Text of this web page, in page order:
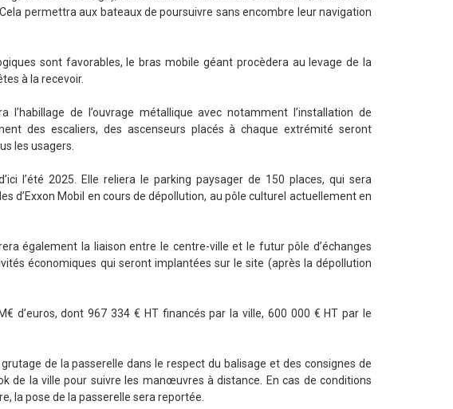
permettra aux bateaux de poursuivre sans encombre leur navigation
sont favorables, le bras mobile géant procèdera au levage de la
à la recevoir.
l’habillage de l’ouvrage métallique avec notamment l’installation de
des escaliers, des ascenseurs placés à chaque extrémité seront
les usagers.
l’été 2025. Elle reliera le parking paysager de 150 places, qui sera
d’Exxon Mobil en cours de dépollution, au pôle culturel actuellement en
également la liaison entre le centre-ville et le futur pôle d’échanges
économiques qui seront implantées sur le site (après la dépollution
d’euros, dont 967 334 € HT financés par la ville, 600 000 € HT par le
de la passerelle dans le respect du balisage et des consignes de
de la ville pour suivre les manœuvres à distance. En cas de conditions
la pose de la passerelle sera reportée.